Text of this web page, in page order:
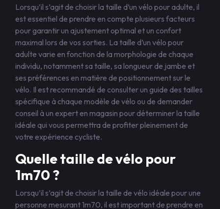
Lorsqu’il s’agit de choisir la taille d’un vélo pour adulte, il
est essentiel de prendre en compte plusieurs facteurs
pour garantir un ajustement optimal et un confort
maximal lors de vos sorties. La taille d’un vélo pour
adulte varie en fonction de la morphologie de chaque
individu, notamment sa taille, sa longueur de jambe et
ses préférences en matière de positionnement sur le
vélo. Il est recommandé de consulter un guide des tailles
spécifique à chaque modèle de vélo ou de demander
conseil à un expert en magasin pour déterminer la taille
idéale qui vous permettra de profiter pleinement de
votre expérience cycliste.
Quelle taille de vélo pour
1m70 ?
Lorsqu’il s’agit de choisir la taille de vélo idéale pour une
personne mesurant 1m70, il est important de prendre en